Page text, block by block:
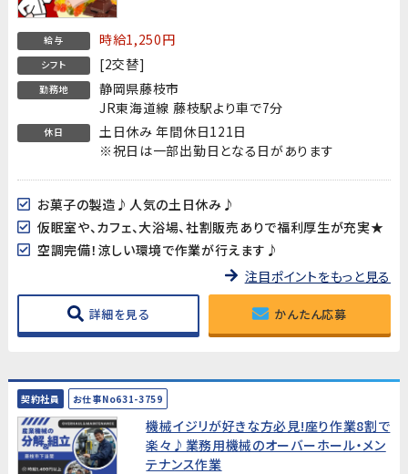
給与 時給1,250円
シフト [2交替]
勤務地
静岡県藤枝市
JR東海道線 藤枝駅より車で7分
休日
土日休み 年間休日121日
※祝日は一部出勤日となる日があります
お菓子の製造♪人気の土日休み♪
仮眠室や、カフェ、大浴場、社割販売ありで福利厚生が充実★
空調完備！涼しい環境で作業が行えます♪
注目ポイントをもっと見る
詳細を見る かんたん応募
契約社員 お仕事No631-3759
機械イジリが好きな方必見!座り作業8割で
楽々♪業務用機械のオーバーホール・メン
テナンス作業